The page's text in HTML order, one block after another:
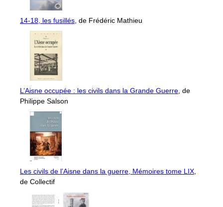
14-18, les fusillés , de Frédéric Mathieu
L’Aisne occupée : les civils dans la Grande Guerre , de
Philippe Salson
Les civils de l’Aisne dans la guerre, Mémoires tome LIX
de Collectif